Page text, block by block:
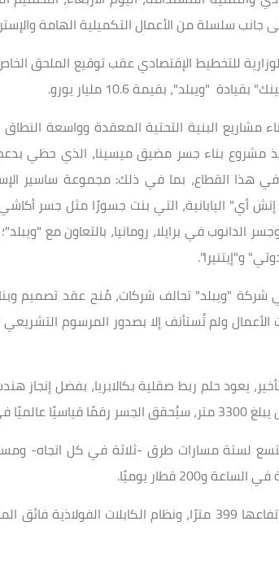
سلسلة من الأعمال التكميلية الهامة
للتخطيط الإقتصادي عقب توقيع الملحق
"ويبلد"، بقيمة 10.6 مليار يورو.
مشاريع البنية التحتية المعقدة وواسعة
مشروع بناء جسر مضيق ميسينا، الذي
هذا القطاع، بما في ذلك: مجموعة ساسير
أي" اليابانية، التي بنت جسورًا مثل جسر
الدانوب في برايلا، رومانيا، بالتعاون مع
و"إيتنيرا".
يعود حلم ربط صقلية بكالابريا، بفضل إنجاز
الجسر 60 مترًا، ليتسع لستة مسارات طرق -ثلاثة في كل
ستضمن الأبراج الفولاذية التي يبلغ ارتفاعها 399 مترًا، ونظام